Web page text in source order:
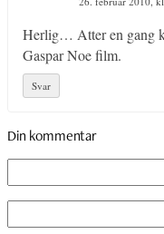
Herlig… Atter en gang
Gaspar Noe film.
Svar
Din kommentar